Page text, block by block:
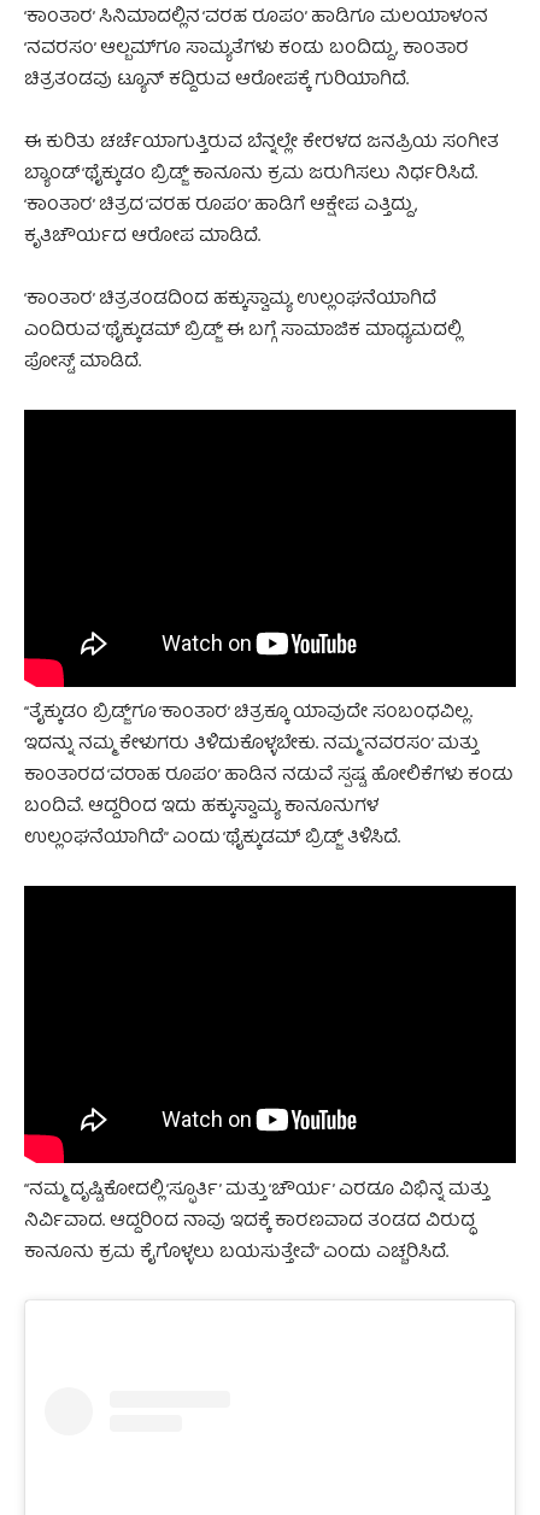
‘ಕಾಂತಾರ’ ಸಿನಿಮಾದಲ್ಲಿನ ‘ವರಹ ರೂಪಂ’ ಹಾಡಿಗೂ ಮಲಯಾಳಂನ
‘ನವರಸಂ’ ಆಲ್ಬಮ್‌ಗೂ ಸಾಮ್ಯತೆಗಳು ಕಂಡು ಬಂದಿದ್ದು, ಕಾಂತಾರ
ಚಿತ್ರತಂಡವು ಟ್ಯೂನ್‌ ಕದ್ದಿರುವ ಆರೋಪಕ್ಕೆ ಗುರಿಯಾಗಿದೆ.
ಈ ಕುರಿತು ಚರ್ಚೆಯಾಗುತ್ತಿರುವ ಬೆನ್ನಲ್ಲೇ ಕೇರಳದ ಜನಪ್ರಿಯ ಸಂಗೀತ
ಬ್ಯಾಂಡ್ ‘ಥೈಕ್ಕುಡಂ ಬ್ರಿಡ್ಜ್’ ಕಾನೂನು ಕ್ರಮ ಜರುಗಿಸಲು ನಿರ್ಧರಿಸಿದೆ.
‘ಕಾಂತಾರ’ ಚಿತ್ರದ ‘ವರಹ ರೂಪಂ’ ಹಾಡಿಗೆ ಆಕ್ಷೇಪ ಎತ್ತಿದ್ದು,
ಕೃತಿಚೌರ್ಯದ ಆರೋಪ ಮಾಡಿದೆ.
‘ಕಾಂತಾರ’ ಚಿತ್ರತಂಡದಿಂದ ಹಕ್ಕುಸ್ವಾಮ್ಯ ಉಲ್ಲಂಘನೆಯಾಗಿದೆ
ಎಂದಿರುವ ‘ಥೈಕ್ಕುಡಮ್ ಬ್ರಿಡ್ಜ್’ ಈ ಬಗ್ಗೆ ಸಾಮಾಜಿಕ ಮಾಧ್ಯಮದಲ್ಲಿ
ಪೋಸ್ಟ್ ಮಾಡಿದೆ.
“ತೈಕ್ಕುಡಂ ಬ್ರಿಡ್ಜ್‌’ಗೂ ‘ಕಾಂತಾರ’ ಚಿತ್ರಕ್ಕೂ ಯಾವುದೇ ಸಂಬಂಧವಿಲ್ಲ.
ಇದನ್ನು ನಮ್ಮ ಕೇಳುಗರು ತಿಳಿದುಕೊಳ್ಳಬೇಕು. ನಮ್ಮ ‘ನವರಸಂ’ ಮತ್ತು
ಕಾಂತಾರದ ‘ವರಾಹ ರೂಪಂ’ ಹಾಡಿನ ನಡುವೆ ಸ್ಪಷ್ಟ ಹೋಲಿಕೆಗಳು ಕಂಡು
ಬಂದಿವೆ. ಆದ್ದರಿಂದ ಇದು ಹಕ್ಕುಸ್ವಾಮ್ಯ ಕಾನೂನುಗಳ
ಉಲ್ಲಂಘನೆಯಾಗಿದೆ” ಎಂದು ‘ಥೈಕ್ಕುಡಮ್ ಬ್ರಿಡ್ಜ್‌’ ತಿಳಿಸಿದೆ.
“ನಮ್ಮ ದೃಷ್ಟಿಕೋದಲ್ಲಿ ‘ಸ್ಫೂರ್ತಿ’ ಮತ್ತು ‘ಚೌರ್ಯ’ ಎರಡೂ ವಿಭಿನ್ನ ಮತ್ತು
ನಿರ್ವಿವಾದ. ಆದ್ದರಿಂದ ನಾವು ಇದಕ್ಕೆ ಕಾರಣವಾದ ತಂಡದ ವಿರುದ್ಧ
ಕಾನೂನು ಕ್ರಮ ಕೈಗೊಳ್ಳಲು ಬಯಸುತ್ತೇವೆ” ಎಂದು ಎಚ್ಚರಿಸಿದೆ.